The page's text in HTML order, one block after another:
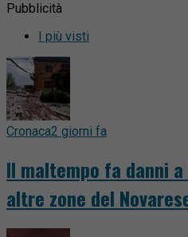
Pubblicità
I più visti
Cronaca2 giorni fa
Il maltempo fa danni a
altre zone del